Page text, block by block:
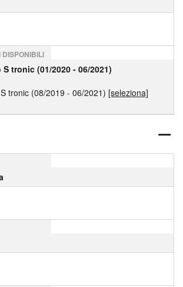
DISPONIBILI
tronic (01/2020 - 06/2021)
tronic (08/2019 - 06/2021) [seleziona]